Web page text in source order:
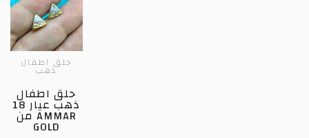
حلق اطفال
ذهب
حلق اطفال
ذهب عيار 18
من AMMAR
GOLD